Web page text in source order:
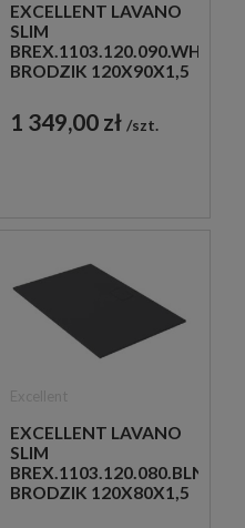
EXCELLENT LAVANO
SLIM
BREX.1103.120.090.WHN
BRODZIK 120X90X1,5
1 349,00 zł szt.
EXCELLENT LAVANO
SLIM
BREX.1103.120.080.BLN
BRODZIK 120X80X1,5